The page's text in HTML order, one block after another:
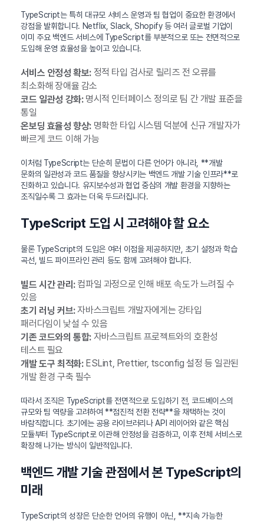
TypeScript는 특히 대규모 서비스 운영과 팀 협업이 중요한 환경에서
강점을 발휘합니다. Netflix, Slack, Shopify 등 여러 글로벌 기업이
이미 주요 백엔드 서비스에 TypeScript를 부분적으로 또는 전면적으로
도입해 운영 효율성을 높이고 있습니다.
서비스 안정성 확보:정적 타입 검사로 릴리즈 전 오류를
최소화해 장애율 감소
코드 일관성 강화:명시적 인터페이스 정의로 팀 간 개발 표준을
통일
온보딩 효율성 향상:명확한 타입 시스템 덕분에 신규 개발자가
빠르게 코드 이해 가능
이처럼 TypeScript는 단순히 문법이 다른 언어가 아니라, **개발
문화의 일관성과 코드 품질을 향상시키는 백엔드 개발 기술 인프라**로
진화하고 있습니다. 유지보수성과 협업 중심의 개발 환경을 지향하는
조직일수록 그 효과는 더욱 두드러집니다.
TypeScript 도입 시 고려해야 할 요소
물론 TypeScript의 도입은 여러 이점을 제공하지만, 초기 설정과 학습
곡선, 빌드 파이프라인 관리 등도 함께 고려해야 합니다.
빌드 시간 관리:컴파일 과정으로 인해 배포 속도가 느려질 수
있음
초기 러닝 커브:자바스크립트 개발자에게는 강타입
패러다임이 낯설 수 있음
기존 코드와의 통합:자바스크립트 프로젝트와의 호환성
테스트 필요
개발 도구 최적화:ESLint, Prettier, tsconfig 설정 등 일관된
개발 환경 구축 필수
따라서 조직은 TypeScript를 전면적으로 도입하기 전, 코드베이스의
규모와 팀 역량을 고려하여 **점진적 전환 전략**을 채택하는 것이
바람직합니다. 초기에는 공용 라이브러리나 API 레이어와 같은 핵심
모듈부터 TypeScript로 이관해 안정성을 검증하고, 이후 전체 서비스로
확장해 나가는 방식이 일반적입니다.
백엔드 개발 기술 관점에서 본 TypeScript의
미래
TypeScript의 성장은 단순한 언어의 유행이 아닌, **지속 가능한